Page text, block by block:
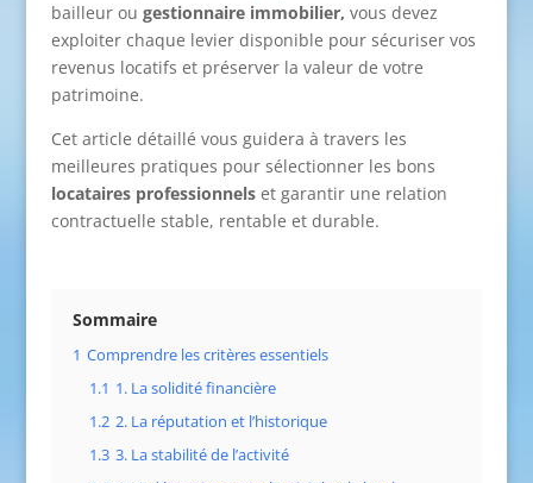
bailleur ou gestionnaire immobilier, vous devez
exploiter chaque levier disponible pour sécuriser vos
revenus locatifs et préserver la valeur de votre
patrimoine.
Cet article détaillé vous guidera à travers les
meilleures pratiques pour sélectionner les bons
locataires professionnelset garantir une relation
contractuelle stable, rentable et durable.
Sommaire
1 Comprendre les critères essentiels
1.1 1. La solidité financière
1.2 2. La réputation et l’historique
1.3 3. La stabilité de l’activité